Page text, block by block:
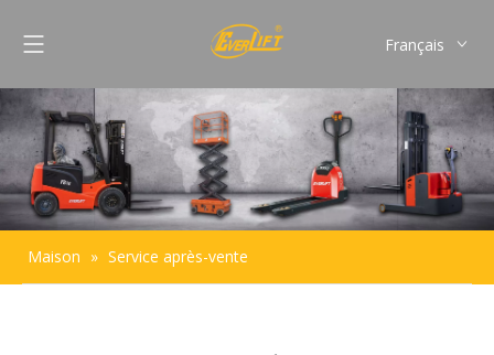
Français
Pусский
Español
Português
Maison » Service après-vente